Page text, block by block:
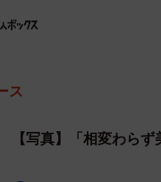
ス
【写真】「相変わら